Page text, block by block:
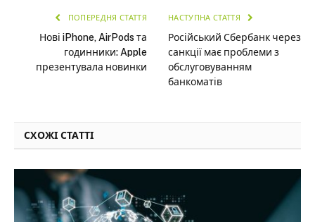
ПОПЕРЕДНЯ СТАТТЯ
Нові iPhone, AirPods та
годинники: Apple
презентувала новинки
НАСТУПНА СТАТТЯ
Російський Сбербанк через
санкції має проблеми з
обслуговуванням
банкоматів
СХОЖІ СТАТТІ